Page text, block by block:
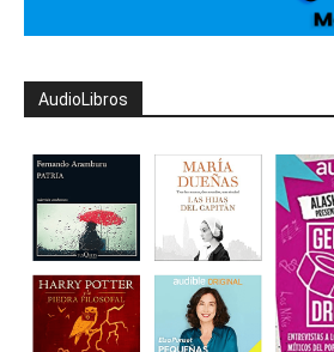
AudioLibros